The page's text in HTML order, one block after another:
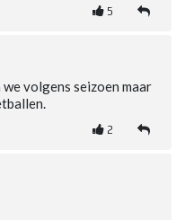
5
volgens seizoen maar
2